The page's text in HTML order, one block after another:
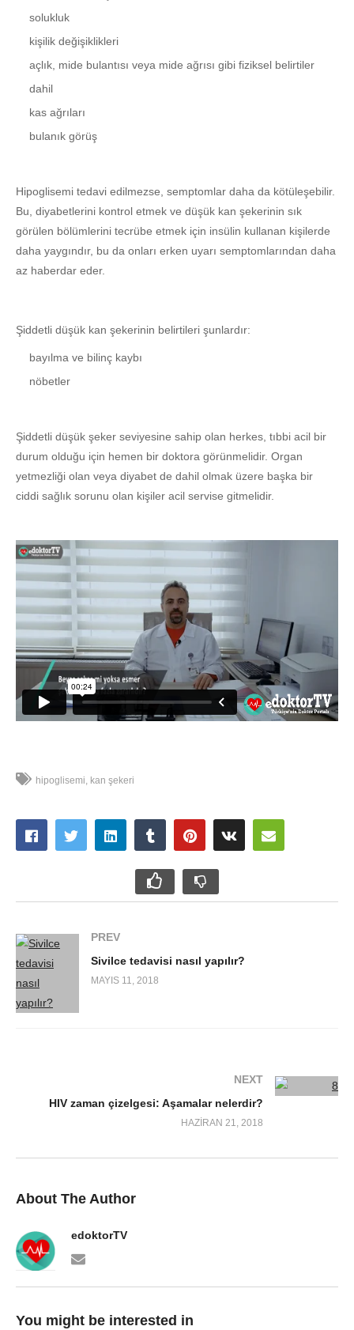
solukluk
kişilik değişiklikleri
açlık, mide bulantısı veya mide ağrısı gibi fiziksel belirtiler
dahil
kas ağrıları
bulanık görüş
Hipoglisemi tedavi edilmezse, semptomlar daha da kötüleşebilir.
Bu, diyabetlerini kontrol etmek ve düşük kan şekerinin sık
görülen bölümlerini tecrübe etmek için insülin kullanan kişilerde
daha yaygındır, bu da onları erken uyarı semptomlarından daha
az haberdar eder.
Şiddetli düşük kan şekerinin belirtileri şunlardır:
bayılma ve bilinç kaybı
nöbetler
Şiddetli düşük şeker seviyesine sahip olan herkes, tıbbi acil bir
durum olduğu için hemen bir doktora görünmelidir. Organ
yetmezliği olan veya diyabet de dahil olmak üzere başka bir
ciddi sağlık sorunu olan kişiler acil servise gitmelidir.
hipoglisemi kan şekeri
PREV
Sivilce tedavisi nasıl yapılır?
MAYIS 11, 2018
NEXT
HIV zaman çizelgesi: Aşamalar nelerdir?
HAZIRAN 21, 2018
About The Author
edoktorTV
You might be interested in